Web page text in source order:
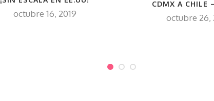
octubre 16, 2019
CDMX A CHILE
octubre 26,